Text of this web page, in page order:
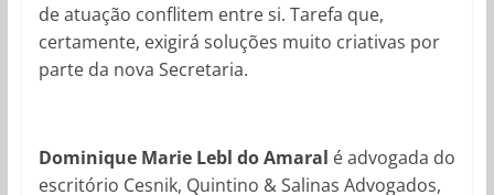
de atuação conflitem entre si. Tarefa que,
certamente, exigirá soluções muito criativas por
parte da nova Secretaria.
Dominique Marie Lebl do Amaral é advogada do
escritório Cesnik, Quintino & Salinas Advogados,